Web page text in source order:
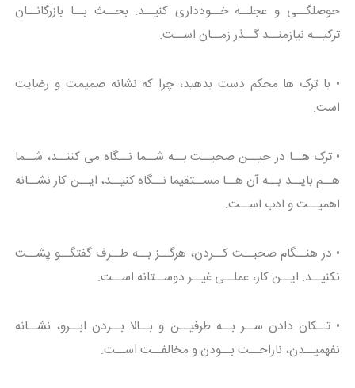
حوصلگــی و عجلــه خــودداری کنیــد. بحــث بــا بازرگانــان
ترکیــه نیازمنــد گــذر زمــان اســت.
• با ترک ها محکم دست بدهید، چرا که نشانه صمیمت و رضایت
است.
• ترک هــا در حیــن صحبــت بــه شــما نــگاه می کننــد، شــما
هــم بایــد بــه آن هــا مســتقیما نــگاه کنیــد، ایــن کار نشــانه
اهمیــت و ادب اســت.
• در هنــگام صحبــت کــردن، هرگــز بــه طــرف گفتگــو پشــت
نکنیــد. ایــن کار، عملــی غیــر دوســتانه اســت.
• تــکان دادن ســر بــه طرفیــن و بــالا بــردن ابــرو، نشــانه
نفهمیــدن، ناراحــت بــودن و مخالفــت اســت.